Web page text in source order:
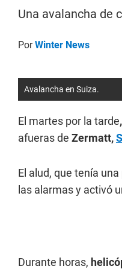
Una avalancha de
PorWinter News
Avalancha en Suiza.
El martes por la tarde
afueras de Zermatt,
El alud, que tenía una
las alarmas y activó
Durante horas,